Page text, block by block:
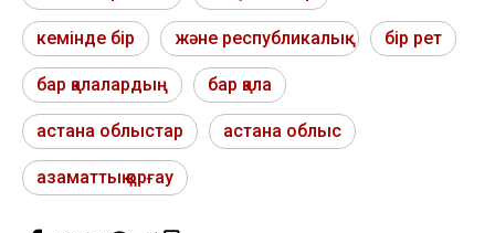
кемінде бір және республикалық бір рет
бар қалалардың бар қала
астана облыстар астана облыс
азаматтық қорғау